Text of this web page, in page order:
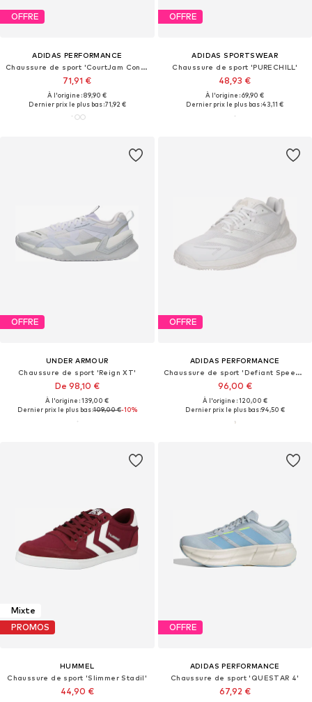
OFFRE
ADIDAS PERFORMANCE
Chaussure de sport 'CourtJam Control 3'
71,91 €
À l'origine : 89,90 €
Dernier prix le plus bas :71,92 €
OFFRE
ADIDAS SPORTSWEAR
Chaussure de sport 'PURECHILL'
48,93 €
À l'origine : 69,90 €
Dernier prix le plus bas :43,11 €
OFFRE
UNDER ARMOUR
Chaussure de sport 'Reign XT'
De 98,10 €
À l'origine : 139,00 €
Dernier prix le plus bas :109,00 €-10%
OFFRE
ADIDAS PERFORMANCE
Chaussure de sport 'Defiant Speed 2'
96,00 €
À l'origine : 120,00 €
Dernier prix le plus bas :94,50 €
Mixte
PROMOS
HUMMEL
Chaussure de sport 'Slimmer Stadil'
44,90 €
OFFRE
ADIDAS PERFORMANCE
Chaussure de sport 'QUESTAR 4'
67,92 €